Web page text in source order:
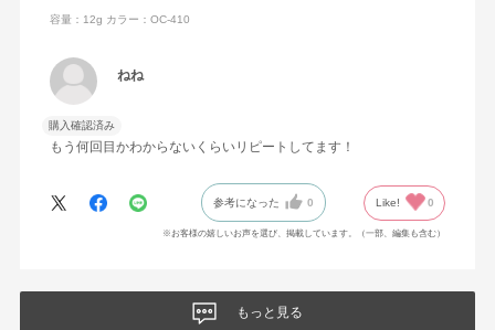
容量：12g カラー：OC-410
ねね
購入確認済み
もう何回目かわからないくらいリピートしてます！
参考になった 0 Like! 0
※お客様の嬉しいお声を選び、掲載しています。（一部、編集も含む）
もっと見る